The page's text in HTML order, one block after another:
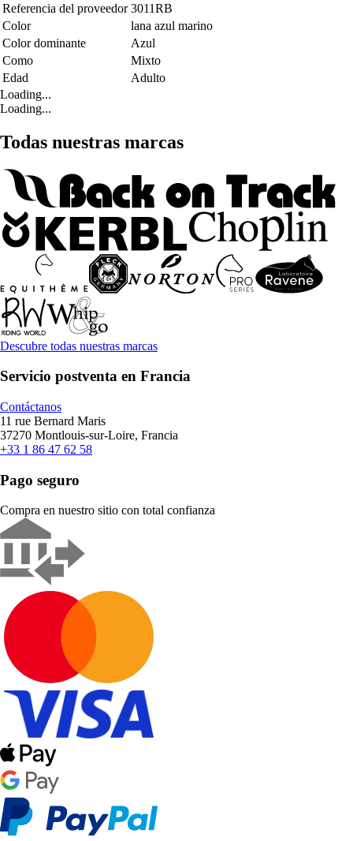
Referencia del proveedor 3011RB
Color
lana azul marino
Color dominante
Azul
Como
Mixto
Edad
Adulto
Loading...
Loading...
Todas nuestras marcas
Descubre todas nuestras marcas
Servicio postventa en Francia
Contáctanos
11 rue Bernard Maris
37270 Montlouis-sur-Loire, Francia
+33 1 86 47 62 58
Pago seguro
Compra en nuestro sitio con total confianza